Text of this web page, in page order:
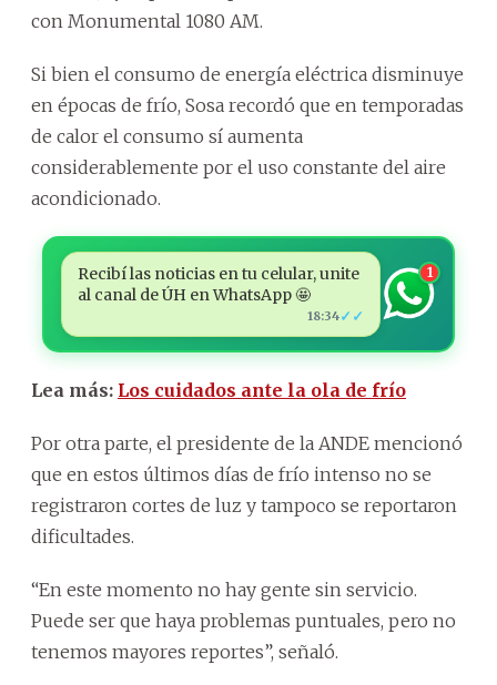
con Monumental 1080 AM.
Si bien el consumo de energía eléctrica disminuye
en épocas de frío, Sosa recordó que en temporadas
de calor el consumo sí aumenta
considerablemente por el uso constante del aire
acondicionado.
Recibí las noticias en tu celular, unite
al canal de ÚH en WhatsApp 🤩
18:34✓✓
1
Lea más: Los cuidados ante la ola de frío
Por otra parte, el presidente de la ANDE mencionó
que en estos últimos días de frío intenso no se
registraron cortes de luz y tampoco se reportaron
dificultades.
“En este momento no hay gente sin servicio.
Puede ser que haya problemas puntuales, pero no
tenemos mayores reportes”, señaló.